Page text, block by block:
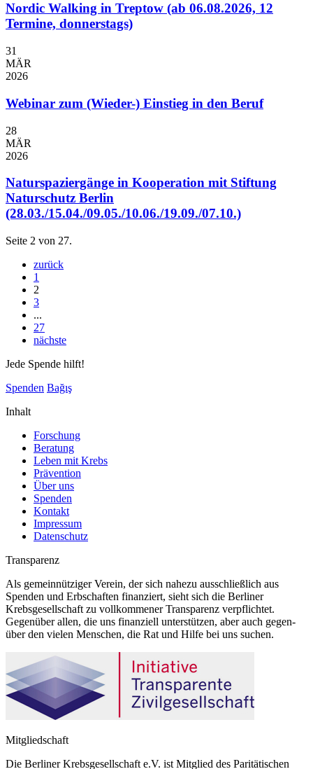
Nordic Walking in Treptow (ab 06.08.2026, 12
Termine, donnerstags)
31
MÄR
2026
Webinar zum (Wieder-) Einstieg in den Beruf
28
MÄR
2026
Naturspaziergänge in Kooperation mit Stiftung
Naturschutz Berlin
(28.03./15.04./09.05./10.06./19.09./07.10.)
Seite 2 von 27.
zurück
1
2
3
...
27
nächste
Jede Spende hilft!
Spenden Bağış
Inhalt
Forschung
Beratung
Leben mit Krebs
Prävention
Über uns
Spenden
Kontakt
Impressum
Datenschutz
Transparenz
Als gemeinnütziger Verein, der sich nahezu ausschließlich aus
Spenden und Erbschaften finanziert, sieht sich die Berliner
Krebsgesellschaft zu vollkommener Transparenz verpflichtet.
Gegenüber allen, die uns finanziell unterstützen, aber auch gegen-
über den vielen Menschen, die Rat und Hilfe bei uns suchen.
Mitgliedschaft
Die Berliner Krebsgesellschaft e.V. ist Mitglied des Paritätischen